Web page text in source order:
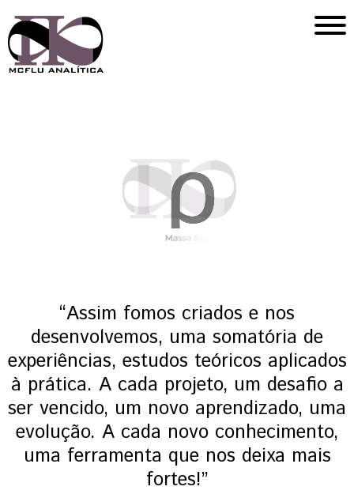
“Assim fomos criados e nos
desenvolvemos, uma somatória de
experiências, estudos teóricos aplicados
à prática. A cada projeto, um desafio a
ser vencido, um novo aprendizado, uma
evolução. A cada novo conhecimento,
uma ferramenta que nos deixa mais
fortes!”